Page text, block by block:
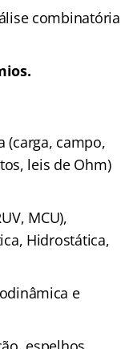
combinatória
(carga, campo,
leis de Ohm)
MCU),
Hidrostática,
e